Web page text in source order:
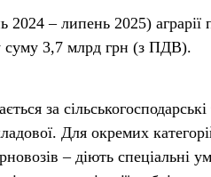
2024 – липень 2025) аграрії
суму 3,7 млрд грн (з ПДВ).
за сільськогосподарські
Для окремих
– діють спеціальні